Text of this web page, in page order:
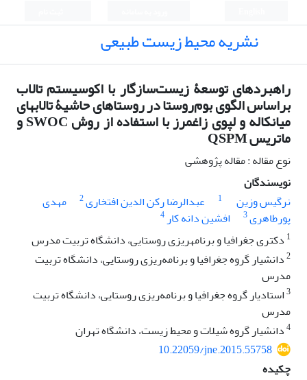
نشریه محیط زیست طبیعی
راهبردهای توسعۀ زیست‌‌سازگار با اکوسیستم تالاب
براساس الگوی بوم‌روستا در روستاهای حاشیۀ تالاب‏های
میانکاله و لپوی زاغمرز با استفاده از روش SWOC و
ماتریس QSPM
نوع مقاله : مقاله پژوهشی
نویسندگان
نرگیس وزین
1 عبدالرضا رکن الدین افتخاری2
مهدی
پورطاهری3 افشین دانه کار4
1 دکتری جغرافیا و برنامه‏‏ریزی روستایی، دانشگاه تربیت مدرس
2دانشیار گروه جغرافیا و برنامه‌ریزی روستایی، دانشگاه تربیت
مدرس
3استادیار گروه جغرافیا و برنامه‌ریزی روستایی، دانشگاه تربیت
مدرس
4دانشیار گروه شیلات و محیط زیست، دانشگاه تهران
10.22059/jne.2015.55758
چکیده